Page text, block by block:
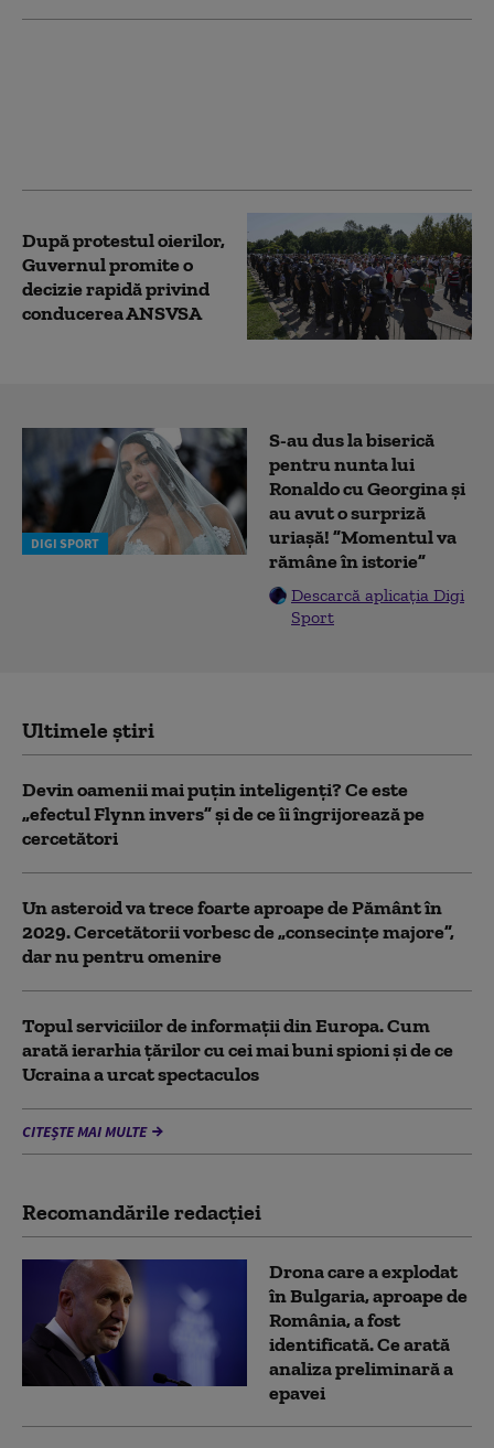
După protestul oierilor,
Guvernul promite o
decizie rapidă privind
conducerea ANSVSA
DIGI SPORT
S-au dus la biserică
pentru nunta lui
Ronaldo cu Georgina și
au avut o surpriză
uriașă! ”Momentul va
rămâne în istorie”
Descarcă aplicația Digi
Sport
Ultimele știri
Devin oamenii mai puțin inteligenți? Ce este
„efectul Flynn invers” și de ce îi îngrijorează pe
cercetători
Un asteroid va trece foarte aproape de Pământ în
2029. Cercetătorii vorbesc de „consecințe majore”,
dar nu pentru omenire
Topul serviciilor de informații din Europa. Cum
arată ierarhia țărilor cu cei mai buni spioni și de ce
Ucraina a urcat spectaculos
CITEȘTE MAI MULTE
Recomandările redacţiei
Drona care a explodat
în Bulgaria, aproape de
România, a fost
identificată. Ce arată
analiza preliminară a
epavei